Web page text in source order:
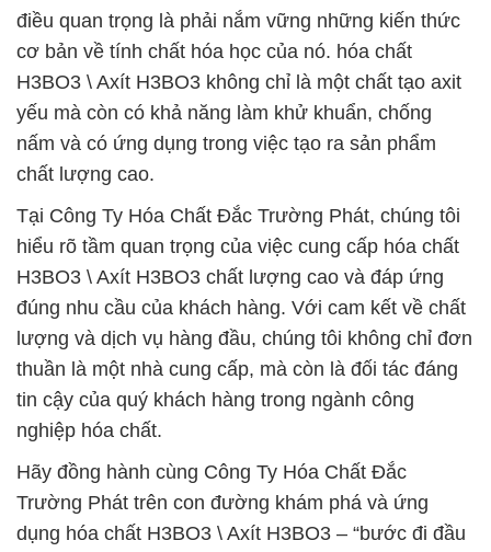
điều quan trọng là phải nắm vững những kiến thức
cơ bản về tính chất hóa học của nó. hóa chất
H3BO3 \ Axít H3BO3 không chỉ là một chất tạo axit
yếu mà còn có khả năng làm khử khuẩn, chống
nấm và có ứng dụng trong việc tạo ra sản phẩm
chất lượng cao.
Tại Công Ty Hóa Chất Đắc Trường Phát, chúng tôi
hiểu rõ tầm quan trọng của việc cung cấp hóa chất
H3BO3 \ Axít H3BO3 chất lượng cao và đáp ứng
đúng nhu cầu của khách hàng. Với cam kết về chất
lượng và dịch vụ hàng đầu, chúng tôi không chỉ đơn
thuần là một nhà cung cấp, mà còn là đối tác đáng
tin cậy của quý khách hàng trong ngành công
nghiệp hóa chất.
Hãy đồng hành cùng Công Ty Hóa Chất Đắc
Trường Phát trên con đường khám phá và ứng
dụng hóa chất H3BO3 \ Axít H3BO3 – “bước đi đầu